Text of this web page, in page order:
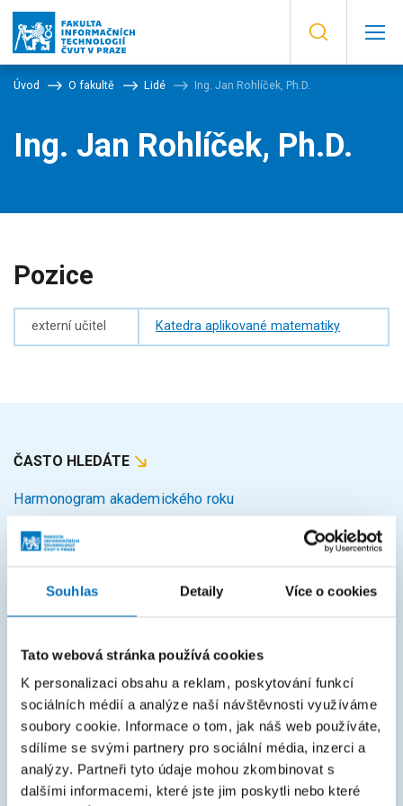
Souhlas Detaily Více o cookies
Tato webová stránka používá cookies
K personalizaci obsahu a reklam, poskytování funkcí
sociálních médií a analýze naší návštěvnosti využíváme
soubory cookie. Informace o tom, jak náš web používáte,
sdílíme se svými partnery pro sociální média, inzerci a
analýzy. Partneři tyto údaje mohou zkombinovat s
dalšími informacemi, které jste jim poskytli nebo které
Úvod O fakultě Lidé Ing. Jan Rohlíček, Ph.D.
Ing. Jan Rohlíček, Ph.D.
Pozice
externí učitel Katedra aplikované matematiky
ČASTO HLEDÁTE
Harmonogram akademického roku
Studijní oddělení
Rozcestník systémů
Courses
Intranet
MAPA STRÁNEK
Úvod